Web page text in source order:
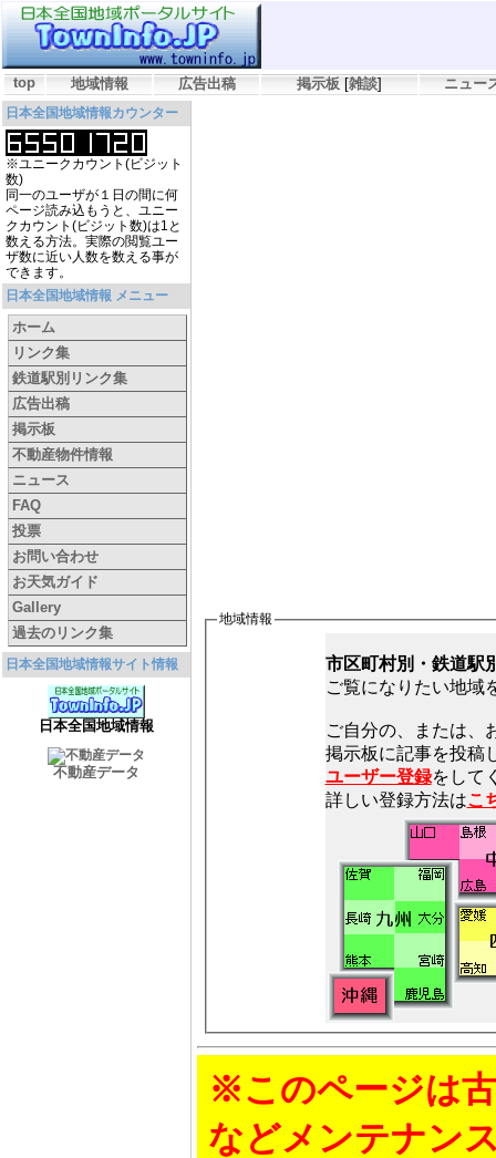
top 地域情報 広告出稿 掲示板 [雑談] ニュー
日本全国地域情報カウンター
※ユニークカウント(ビジット
数)
同一のユーザが１日の間に何
ページ読み込もうと、ユニー
クカウント(ビジット数)は1と
数える方法。実際の閲覧ユー
ザ数に近い人数を数える事が
できます。
日本全国地域情報 メニュー
ホーム
リンク集
鉄道駅別リンク集
広告出稿
掲示板
不動産物件情報
ニュース
FAQ
投票
お問い合わせ
お天気ガイド
Gallery
過去のリンク集
日本全国地域情報サイト情報
日本全国地域情報
不動産データ
地域情報
市区町村別・鉄道駅
ご覧になりたい地域
ご自分の、または、
ユーザー登録をして
詳しい登録方法はこ
※このページは
などメンテナン